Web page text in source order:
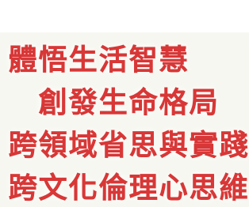
體悟生活智慧
創發生命格局
跨領域省思與實踐
跨文化倫理心思維